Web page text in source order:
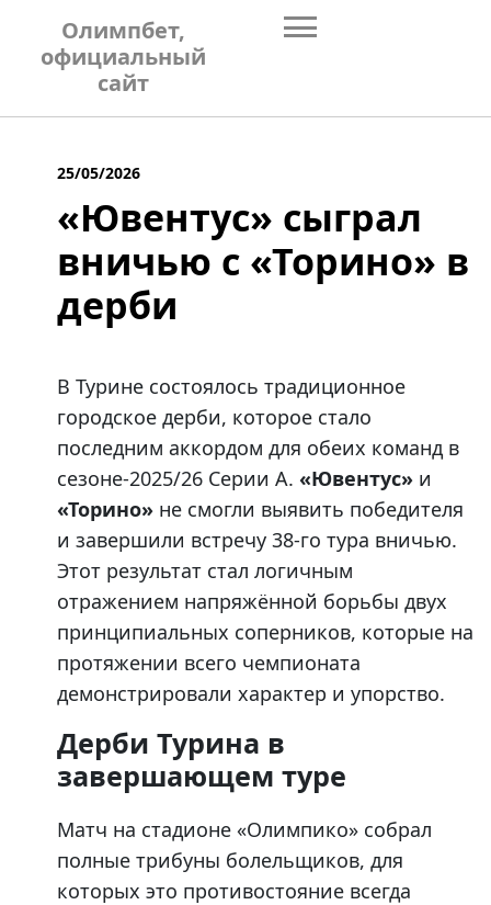
content
Олимпбет,
официальный
сайт
25/05/2026
«Ювентус» сыграл
вничью с «Торино» в
дерби
В Турине состоялось традиционное
городское дерби, которое стало
последним аккордом для обеих команд в
сезоне-2025/26 Серии А. «Ювентус» и
«Торино» не смогли выявить победителя
и завершили встречу 38-го тура вничью.
Этот результат стал логичным
отражением напряжённой борьбы двух
принципиальных соперников, которые на
протяжении всего чемпионата
демонстрировали характер и упорство.
Дерби Турина в
завершающем туре
Матч на стадионе «Олимпико» собрал
полные трибуны болельщиков, для
которых это противостояние всегда